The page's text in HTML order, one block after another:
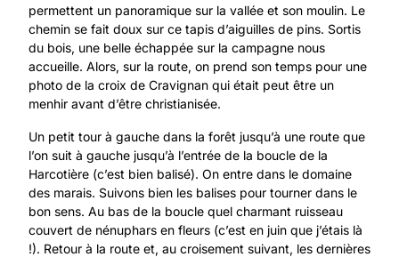
permettent un panoramique sur la vallée et son moulin. Le
chemin se fait doux sur ce tapis d’aiguilles de pins. Sortis
du bois, une belle échappée sur la campagne nous
accueille. Alors, sur la route, on prend son temps pour une
photo de la croix de Cravignan qui était peut être un
menhir avant d’être christianisée.
Un petit tour à gauche dans la forêt jusqu’à une route que
l’on suit à gauche jusqu’à l’entrée de la boucle de la
Harcotière (c’est bien balisé). On entre dans le domaine
des marais. Suivons bien les balises pour tourner dans le
bon sens. Au bas de la boucle quel charmant ruisseau
couvert de nénuphars en fleurs (c’est en juin que j’étais là
!). Retour à la route et, au croisement suivant, les dernières